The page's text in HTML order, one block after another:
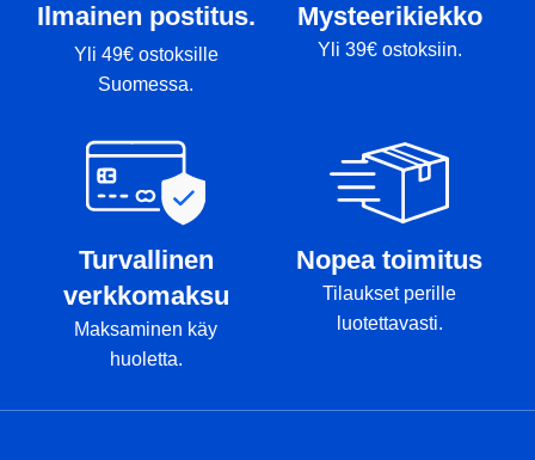
Ilmainen postitus.
Yli 49€ ostoksille
Suomessa.
Mysteerikiekko
Yli 39€ ostoksiin.
Turvallinen
verkkomaksu
Maksaminen käy
huoletta.
Nopea toimitus
Tilaukset perille
luotettavasti.